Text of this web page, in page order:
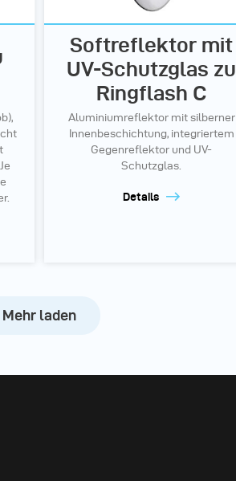
Softreflektor mit
UV-Schutzglas zu
Ringflash C
Aluminiumreflektor mit silberner
Innenbeschichtung, integriertem
Gegenreflektor und UV-
Schutzglas.
Details
Mehr laden